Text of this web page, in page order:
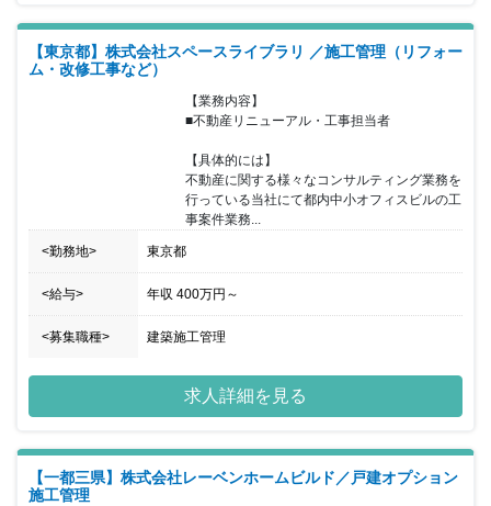
【東京都】株式会社スペースライブラリ ／施工管理（リフォー
ム・改修工事など）
【業務内容】
■不動産リニューアル・工事担当者
【具体的には】
不動産に関する様々なコンサルティング業務を
行っている当社にて都内中小オフィスビルの工
事案件業務...
<勤務地> 東京都
<給与> 年収 400万円 ～
<募集職種> 建築施工管理
求人詳細を見る
【一都三県】株式会社レーベンホームビルド／戸建オプション
施工管理